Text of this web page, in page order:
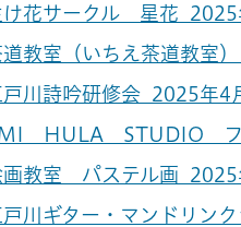
け花サークル 星花 2025
道教室（いちえ茶道教室
戸川詩吟研修会 2025年4
HULA STUDIO フラ
画教室 パステル画 2025
戸川ギター・マンドリン